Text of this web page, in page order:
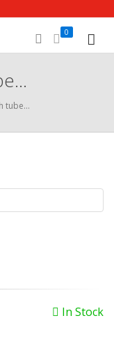
0
tube…
In Stock